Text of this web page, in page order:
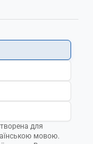
для
мовою.